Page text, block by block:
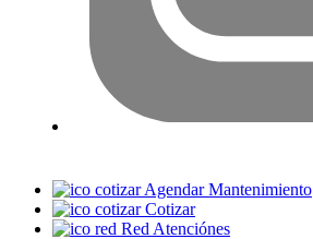
Agendar Mantenimiento
Cotizar
Red Atenciónes